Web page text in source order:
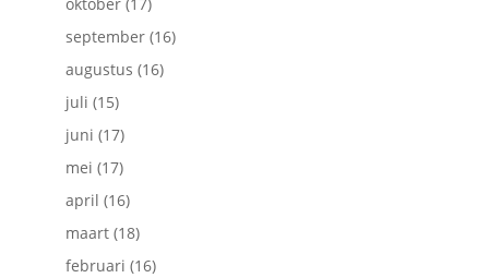
oktober(17)
september(16)
augustus (16)
juli (15)
juni (17)
mei (17)
april (16)
maart(18)
februari (16)